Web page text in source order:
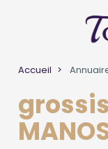
Accueil